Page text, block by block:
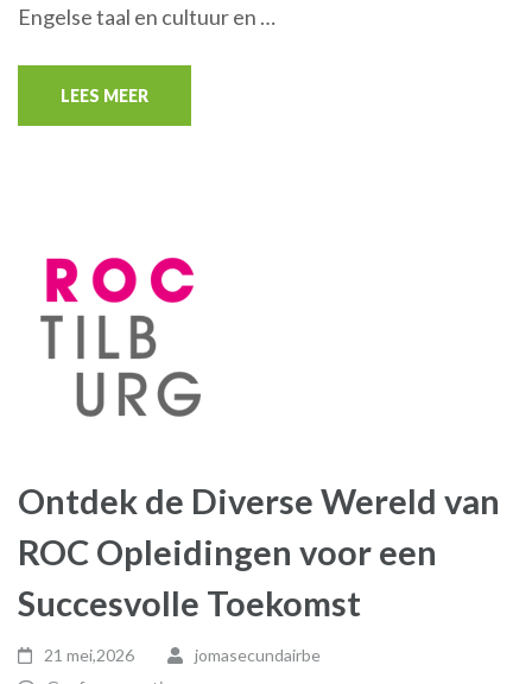
Engelse taal en cultuur en …
LEES MEER
Ontdek de Diverse Wereld van
ROC Opleidingen voor een
Succesvolle Toekomst
21 mei,2026
jomasecundairbe